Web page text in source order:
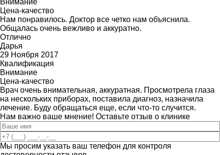
Внимание
Цена-качество
Нам понравилось. Доктор все четко нам объяснила.
Общалась очень вежливо и аккуратно.
Отлично
Дарья
29 Ноября 2017
Квалификация
Внимание
Цена-качество
Врач очень внимательная, аккуратная. Просмотрела глаза
на нескольких приборах, поставила диагноз, назначила
лечение. Буду обращаться еще, если что-то случится.
Нам важно ваше мнение! Оставьте отзыв о клинике
Мы просим указать ваш телефон для контроля